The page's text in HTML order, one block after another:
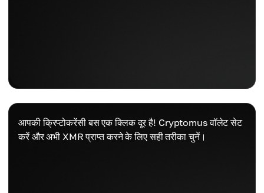
आपकी क्रिप्टोकरेंसी बस एक क्लिक दूर है! Cryptomus वॉलेट सेट
करें और अभी XMR प्राप्त करने के लिए सही तरीका चुनें।